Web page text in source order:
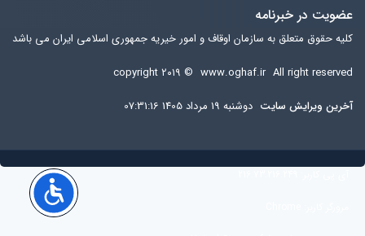
عضویت در خبرنامه
کلیه حقوق متعلق به سازمان اوقاف و امور خیریه جمهوری اسلامی ایران می باشد
copyright ۲۰۱۹ © www.oghaf.ir All right reserved
آخرين ويرايش سایت دوشنبه 19 مرداد 1405 07:31:16